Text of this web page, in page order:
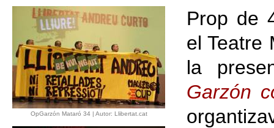
OpGarzón Mataró 34 | Autor: Llibertat.cat
Prop de
el Teatre
la
Garzón